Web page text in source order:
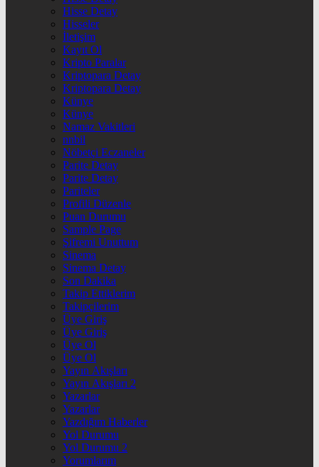
Hisse Detay
Hisseler
İletişim
Kayıt Ol
Kripto Paralar
Kriptopara Detay
Kriptopara Detay
Künye
Künye
Namaz Vakitleri
nnbil
Nöbetçi Eczaneler
Parite Detay
Parite Detay
Pariteler
Profili Düzenle
Puan Durumu
Sample Page
Şifremi Unuttum
Sinema
Sinema Detay
Son Dakika
Takip Ettiklerim
Takipçilerim
Üye Giriş
Üye Giriş
Üye Ol
Üye Ol
Yayın Akışları
Yayın Akışları 2
Yazarlar
Yazarlar
Yazdığım Haberler
Yol Durumu
Yol Durumu 2
Yorumlarım